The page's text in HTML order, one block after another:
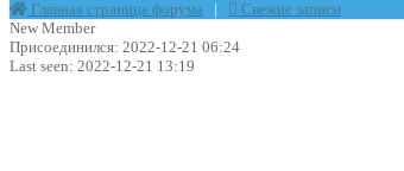
Главная страница форума |
Свежие записи
New Member
Присоединился: 2022-12-21 06:24
Last seen: 2022-12-21 13:19